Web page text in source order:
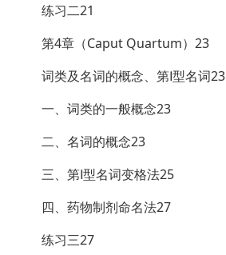
练习二21
第4章（Caput Quartum）23
词类及名词的概念、第Ⅰ型名词23
一、词类的一般概念23
二、名词的概念23
三、第Ⅰ型名词变格法25
四、药物制剂命名法27
练习三27